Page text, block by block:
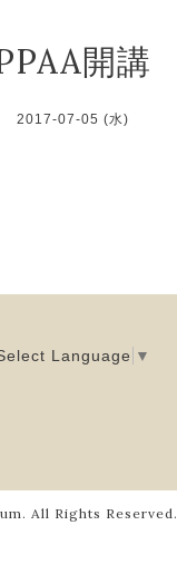
開講
2017-07-05 (水)
Language ▼
. All Rights Reserved.